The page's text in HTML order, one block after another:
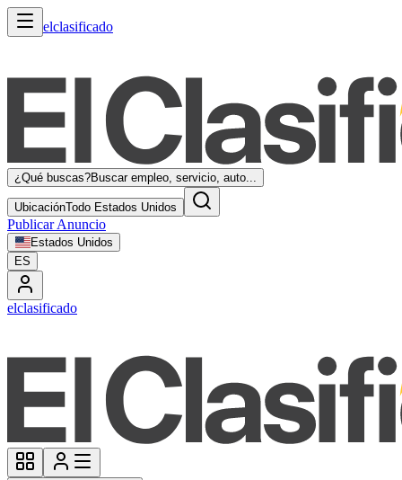
elclasificado
¿Qué buscas?Buscar empleo, servicio, auto...
UbicaciónTodo Estados Unidos
Publicar Anuncio
Estados Unidos
ES
elclasificado